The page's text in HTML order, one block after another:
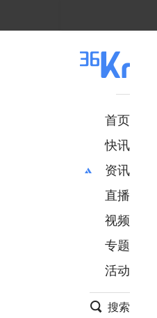
首页
快讯
资讯
推荐
财经
项目推荐
安徽
直播
视频
专题
活动
搜索